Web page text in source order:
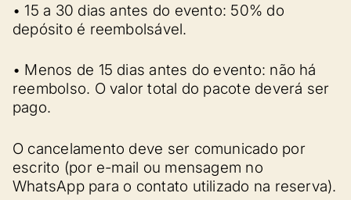
• 15 a 30 dias antes do evento: 50% do
depósito é reembolsável.
• Menos de 15 dias antes do evento: não há
reembolso. O valor total do pacote deverá ser
pago.
O cancelamento deve ser comunicado por
escrito (por e-mail ou mensagem no
WhatsApp para o contato utilizado na reserva).